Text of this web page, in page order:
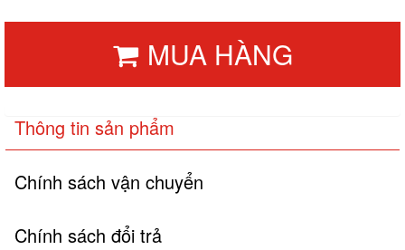
MUA HÀNG
Thông tin sản phẩm
Chính sách vận chuyển
Chính sách đổi trả